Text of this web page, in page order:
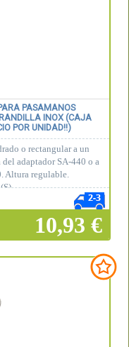
PASAMANOS
INOX (CAJA
POR UNIDAD!!)
o rectangular a un
adaptador SA-440 o a
Altura regulable.
10,93 €